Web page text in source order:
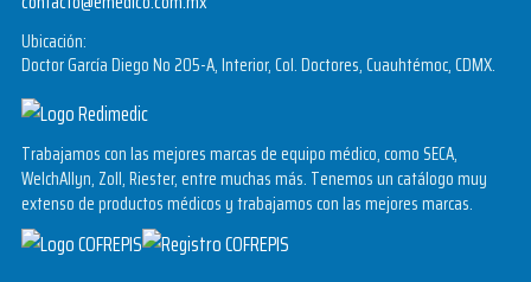
Ubicación:
Doctor García Diego No 205-A, Interior, Col. Doctores, Cuauhtémoc, CDMX.
Trabajamos con las mejores marcas de equipo médico, como SECA,
WelchAllyn, Zoll, Riester, entre muchas más. Tenemos un catálogo muy
extenso de productos médicos y trabajamos con las mejores marcas.